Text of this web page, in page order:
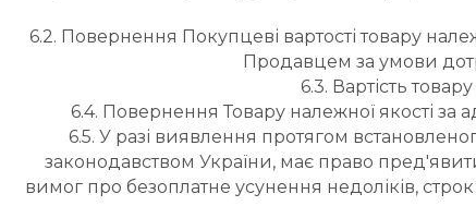
6.2. Повернення Покупцеві вартості товару
Продавцем за умови
6.3. Вартість
6.4. Повернення Товару належної якості
6.5. У разі виявлення протягом
законодавством України, має право
вимог про безоплатне усунення недоліків,